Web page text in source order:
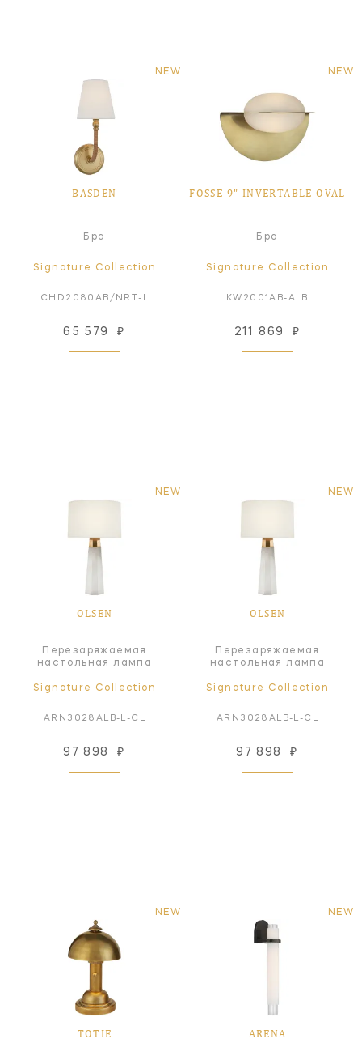
NEW
BASDEN
Бра
Signature Collection
CHD2080AB/NRT-L
65 579 ₽
NEW
FOSSE 9" INVERTABLE OVAL
Бра
Signature Collection
KW2001AB-ALB
211 869 ₽
NEW
OLSEN
Перезаряжаемая
настольная лампа
Signature Collection
ARN3028ALB-L-CL
97 898 ₽
NEW
OLSEN
Перезаряжаемая
настольная лампа
Signature Collection
ARN3028ALB-L-CL
97 898 ₽
NEW
TOTIE
NEW
ARENA